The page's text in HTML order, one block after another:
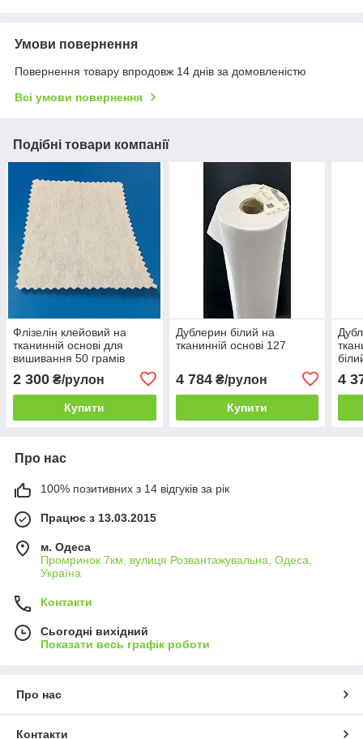
Умови повернення
Повернення товару впродовж 14 днів за домовленістю
Всі умови повернення
Подібні товари компанії
Флізелін клейовий на
тканинній основі для
вишивання 50 грамів
2 300 ₴/рулон
Купити
Дублерин білий на
тканинній основі 127
4 784₴/рулон
Купити
4
Про нас
100% позитивних з 14 відгуків за рік
Працює з 13.03.2015
м. Одеса
Промринок 7км, вулиця Розвантажувальна, Одеса,
Україна
Контакти
Сьогодні вихідний
Показати весь графік роботи
Про нас
Контакти